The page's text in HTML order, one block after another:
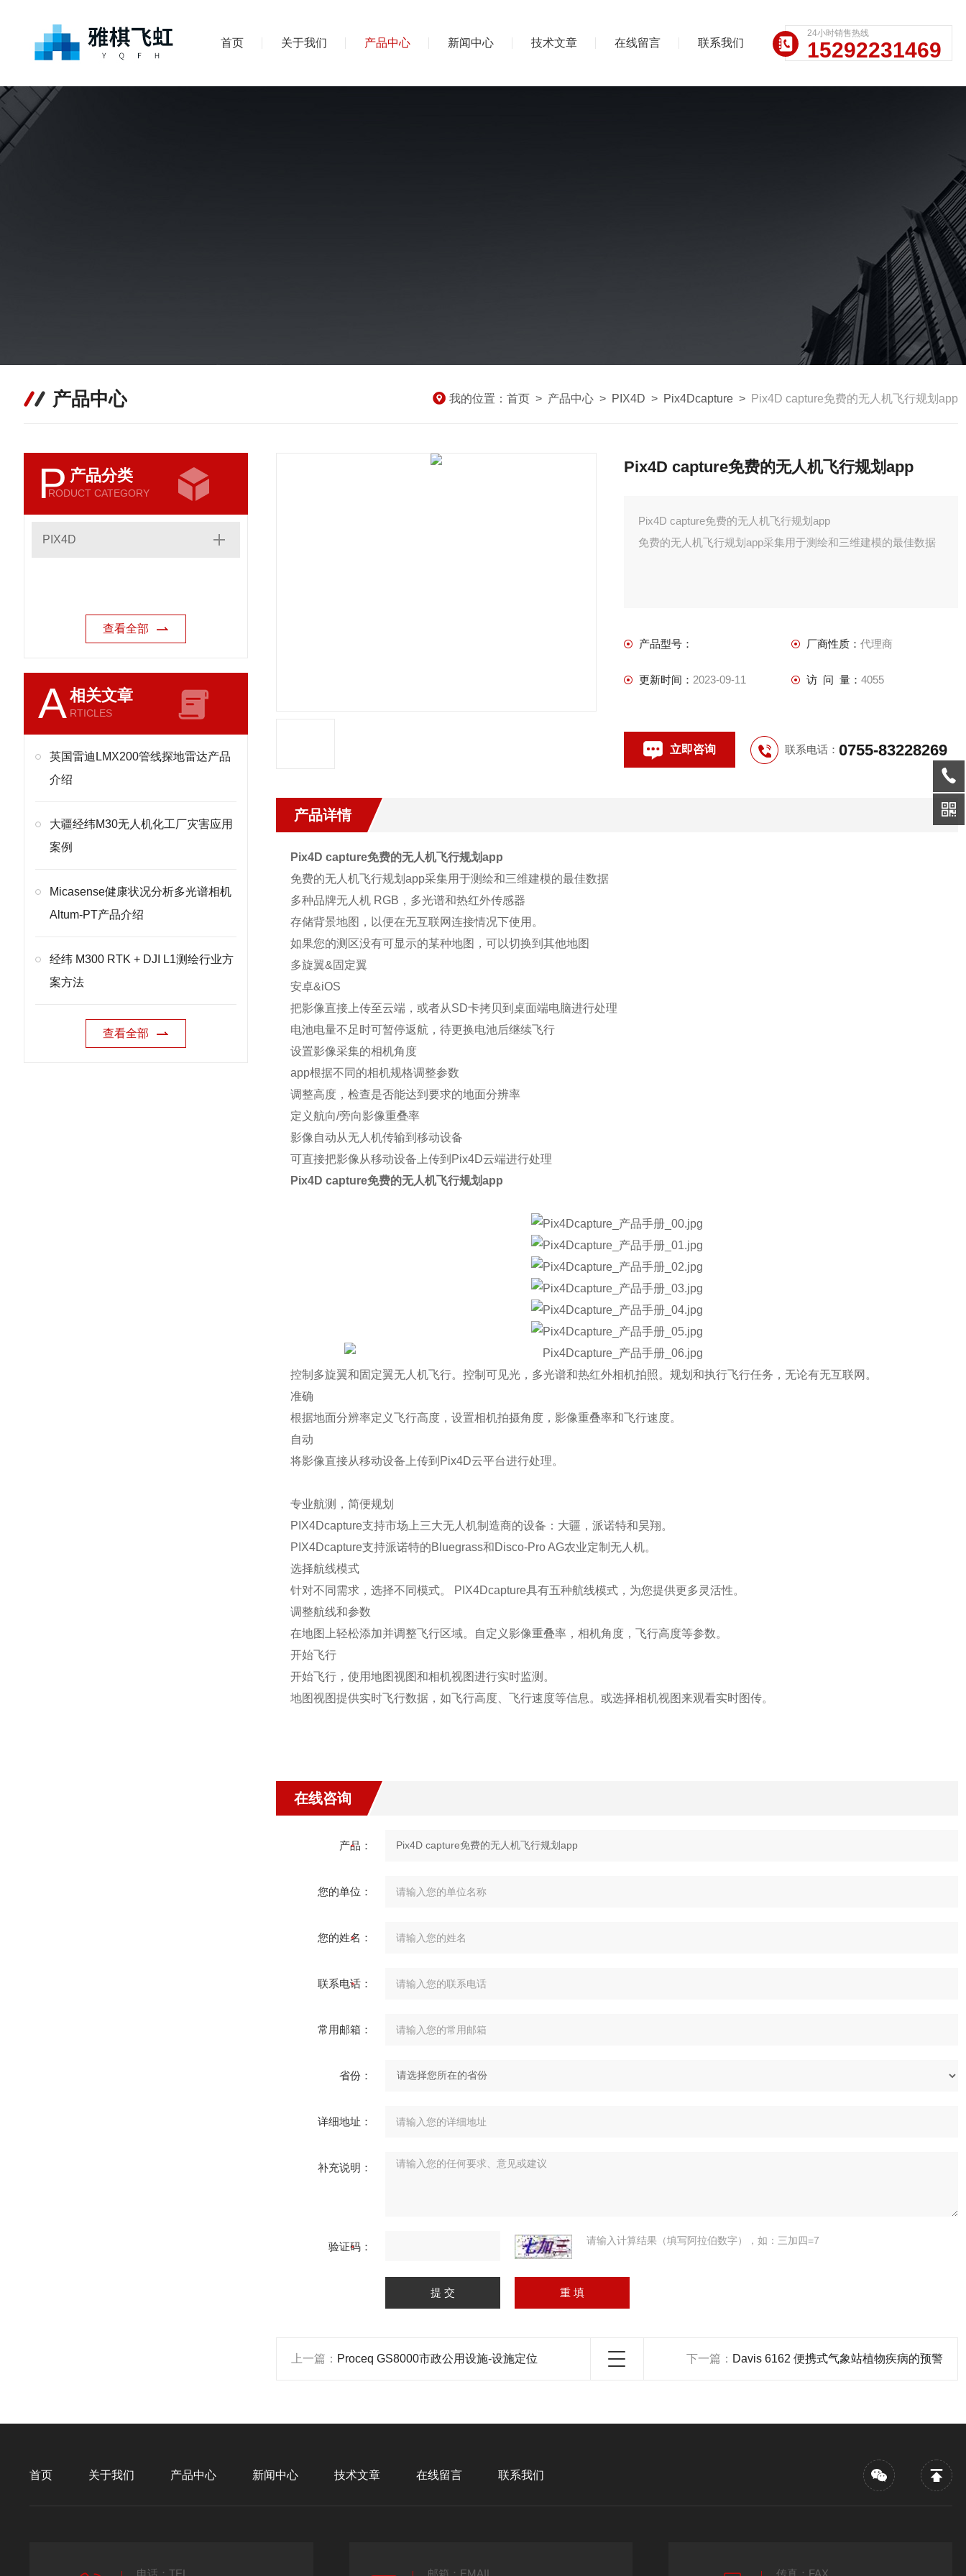
首页 关于我们 产品中心 新闻中心 技术文章 在线留言 联系我们
24小时销售热线
15292231469
产品中心 我的位置： 首页 > 产品中心 > PIX4D > Pix4Dcapture > Pix4D capture免费的无人机飞行规划app
P 产品分类
RODUCT CATEGORY
PIX4D
查看全部
A相关文章
RTICLES
英国雷迪LMX200管线探地雷达产品
介绍
大疆经纬M30无人机化工厂灾害应用
案例
Micasense健康状况分析多光谱相机
Altum-PT产品介绍
经纬 M300 RTK + DJI L1测绘行业方
案方法
查看全部
Pix4D capture免费的无人机飞行规划app
Pix4D capture免费的无人机飞行规划app
免费的无人机飞行规划app采集用于测绘和三维建模的最佳数据
产品型号： 厂商性质： 代理商
更新时间： 2023-09-11 访 问 量： 4055
立即咨询 联系电话： 0755-83228269
产品详情
Pix4D capture免费的无人机飞行规划app
免费的无人机飞行规划app采集用于测绘和三维建模的最佳数据
多种品牌无人机 RGB，多光谱和热红外传感器
存储背景地图，以便在无互联网连接情况下使用。
如果您的测区没有可显示的某种地图，可以切换到其他地图
多旋翼&固定翼
安卓&iOS
把影像直接上传至云端，或者从SD卡拷贝到桌面端电脑进行处理
电池电量不足时可暂停返航，待更换电池后继续飞行
设置影像采集的相机角度
app根据不同的相机规格调整参数
调整高度，检查是否能达到要求的地面分辨率
定义航向/旁向影像重叠率
影像自动从无人机传输到移动设备
可直接把影像从移动设备上传到Pix4D云端进行处理
Pix4D capture免费的无人机飞行规划app
控制多旋翼和固定翼无人机飞行。控制可见光，多光谱和热红外相机拍照。规划和执行飞行任务，无论有无互联网。
准确
根据地面分辨率定义飞行高度 ， 设置相机拍摄角度，影像重叠率和飞行速度。
自动
将影像直接从移动设备上传到 Pix4D云平台进行处理。
专业航测，简便规划
PIX4Dcapture支持市场上三大无人机制造商的设备：大疆，派诺特和昊翔。
PIX4Dcapture支持派诺特的Bluegrass和Disco-Pro AG农业定制无人机。
选择航线模式
针对不同需求，选择不同模式。
PIX4Dcapture具有五种航线模式，为您提供更多灵活性。
调整航线和参数
在地图上轻松添加并调整飞行区域。自定义影像重叠率，相机角度，飞行高度等参数。
开始飞行
开始飞行，使用地图视图和相机视图进行实时监测。
地图视图提供实时飞行数据，如飞行高度、飞行速度等信息。或选择相机视图来观看实时图传。
在线咨询
产品：
您的单位：
您的姓名：
联系电话：
常用邮箱：
省份：
详细地址：
补充说明：
验证码： 请输入计算结果（填写阿拉伯数字），如：三加四=7
上一篇： Proceq GS8000市政公用设施-设施定位 下一篇： Davis 6162 便携式气象站植物疾病的预警
首页 关于我们 产品中心 新闻中心 技术文章 在线留言 联系我们
电话：TEL 邮箱：EMAIL 传真：FAX